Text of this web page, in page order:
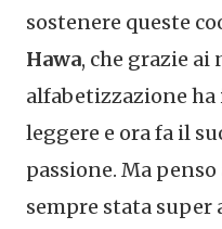
sostenere queste
Hawa, che grazie
alfabetizzazione
leggere e ora fa il
passione. Ma penso
sempre stata super